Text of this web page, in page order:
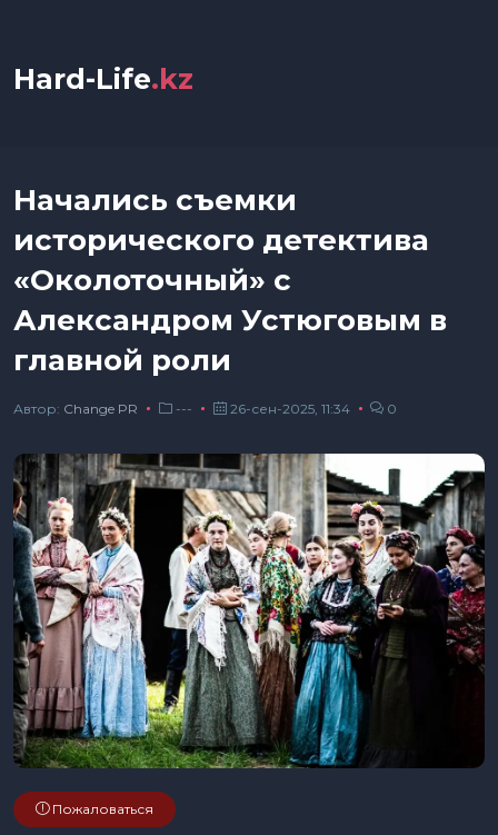
Hard-Life.kz
Начались съемки
исторического детектива
«Околоточный» с
Александром Устюговым в
главной роли
Автор: Сhange PR --- 26-сен-2025, 11:34 0
Пожаловаться